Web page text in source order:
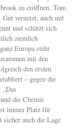
zu eröffnen. Tom
vernetzt, auch mit
und schätzt sich
ziemlich
Europa steht
mit den
den ersten
– gegen die
„Das
die Chemie
immer Platz für
auch die Lage